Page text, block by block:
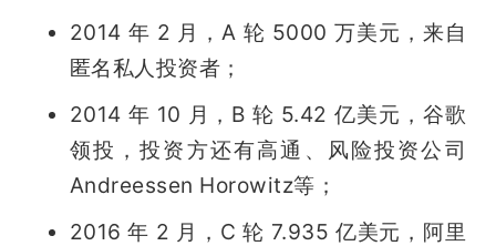
爱
搞
2014 年 2 月，A 轮 5000 万美元，来自
匿名私人投资者；
2014 年 10 月，B 轮 5.42 亿美元，谷歌
领投，投资方还有高通、风险投资公司
Andreessen Horowitz等；
2016 年 2 月，C 轮 7.935 亿美元，阿里